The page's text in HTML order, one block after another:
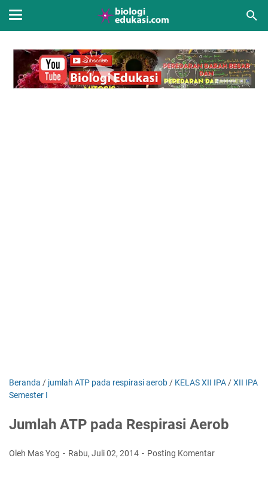
Beranda / jumlah ATP pada respirasi aerob / KELAS XII IPA /XII IPA
Semester I
Jumlah ATP pada Respirasi Aerob
Oleh Mas Yog Rabu, Juli 02, 2014 Posting Komentar